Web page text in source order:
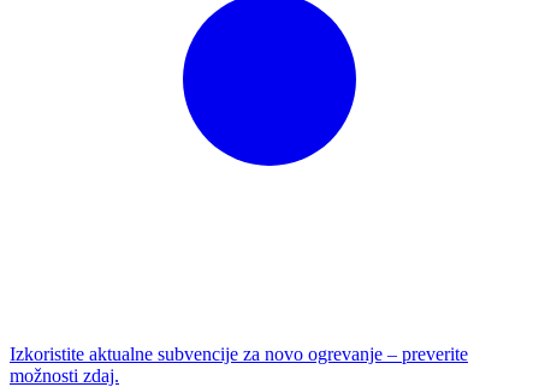
Izkoristite aktualne subvencije za novo ogrevanje – preverite
možnosti zdaj.